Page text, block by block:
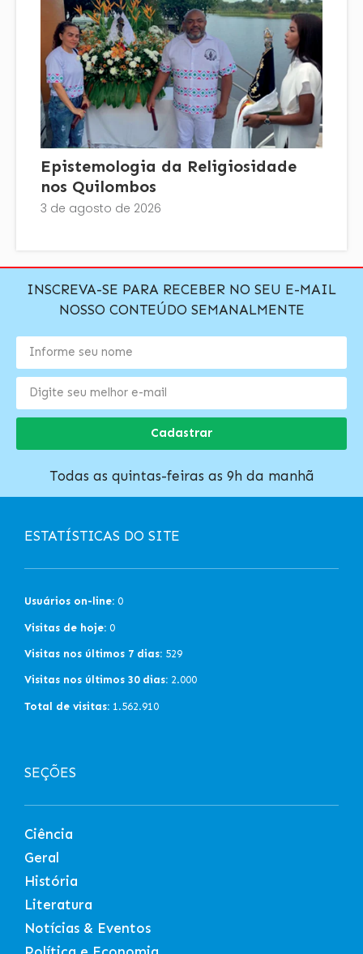
Epistemologia da Religiosidade
nos Quilombos
3 de agosto de 2026
INSCREVA-SE PARA RECEBER NO SEU E-MAIL
NOSSO CONTEÚDO SEMANALMENTE
Cadastrar
Todas as quintas-feiras as 9h da manhã
ESTATÍSTICAS DO SITE
Usuários on-line: 0
Visitas de hoje: 0
Visitas nos últimos 7 dias: 529
Visitas nos últimos 30 dias: 2.000
Total de visitas: 1.562.910
SEÇÕES
Ciência
Geral
História
Literatura
Notícias & Eventos